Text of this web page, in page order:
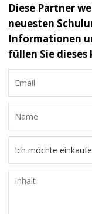
Diese Partner
neuesten
Informationen
füllen Sie dieses